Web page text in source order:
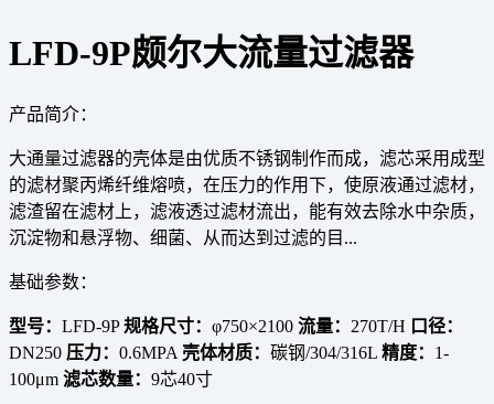
LFD-9P颇尔大流量过滤器
产品简介：
大通量过滤器的壳体是由优质不锈钢制作而成，滤芯采用成型
的滤材聚丙烯纤维熔喷，在压力的作用下，使原液通过滤材，
滤渣留在滤材上，滤液透过滤材流出，能有效去除水中杂质，
沉淀物和悬浮物、细菌、从而达到过滤的目...
基础参数：
型号： LFD-9P规格尺寸： φ750×2100 流量： 270T/H 口径：
DN250 压力： 0.6MPA 壳体材质： 碳钢/304/316L 精度： 1-
100μm 滤芯数量： 9芯40寸